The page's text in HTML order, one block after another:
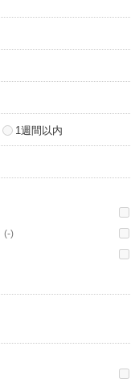
1週間以内
(-)